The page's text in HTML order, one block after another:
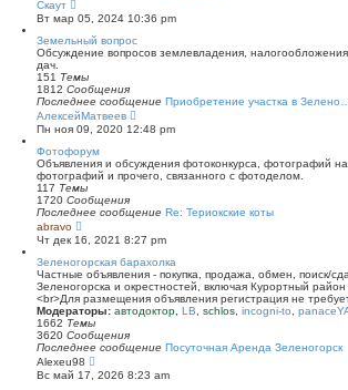
б
е
н
ю
л
е
д
н
у
с
о
б
е
н
и
Скаут
е
р
е
й
т
и
к
п
о
с
л
е
д
н
е
м
у
с
о
о
щ
е
н
и
ю
Вт мар 05, 2024 10:36 pm
Земельный вопрос
Обсуждение вопросов землевладения,
дач.
151 Темы
1812 Сообщения
Последнее сообщение Приобретение участка в Зелено…
АлексейМатвеев
е
р
й
т
п
с
л
е
д
н
е
м
у
о
щ
Пн ноя 09, 2020 12:48 pm
Фотофорум
Объявления и обсуждения фотоконкурса, фотографий
фотографий и прочего, связанного с фотоделом.
117 Темы
1720 Сообщения
Последнее сообщение Re: Териокские коты
abravo
е
р
е
й
т
и
к
п
о
с
л
е
д
Чт дек 16, 2021 8:27 pm
Зеленогорская барахолка
Частные объявления - покупка, продажа, обмен, поиск/
Зеленогорска и окрестностей, включая Курортный
<br>Для размещения объявления регистрация не
Модераторы: автодоктор LB schlos incogni-to
1662 Темы
3620 Сообщения
Последнее сообщение Посуточная Аренда Зеленогорск
Alexeu98
е
р
Вс май 17, 2026 8:23 am